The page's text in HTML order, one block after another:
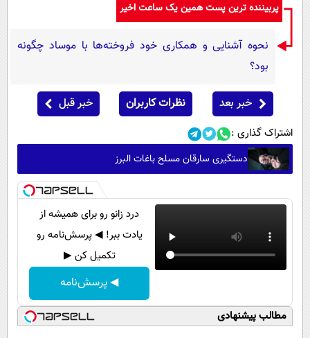
پربیننده ترین پست همین یک ساعت اخیر
نحوه آشنایی و همکاری خود فروخته‌ها با موساد چگونه
بود؟
خبر بعد نظرات کاربران خبر قبل
اشتراک گذاری :
دستگیری سارقان مسلح باغات البرز
درد زانو رو برای همیشه از
یادت ببر! ◀ پرسش‌نامه رو
تکمیل کن ▶
◀ پرسش‌نامه
مطالب پیشنهادی